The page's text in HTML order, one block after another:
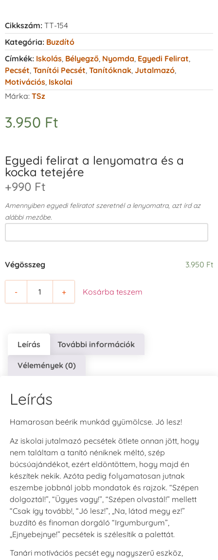
Cikkszám: TT-154
Kategória: Buzdító
Címkék: Iskolás Bélyegző Nyomda Egyedi Felirat
Pecsét Tanítói Pecsét Tanítóknak Jutalmazó
Motivációs Iskolai
Márka: TSz
3.950 Ft
Egyedi felirat a lenyomatra és a
kocka tetejére
+990 Ft
Amennyiben egyedi feliratot szeretnél a lenyomatra, azt írd az
alábbi mezőbe.
Végösszeg 3.950 Ft
- + Kosárba teszem
Leírás További információk
Vélemények (0)
Leírás
Hamarosan beérik munkád gyümölcse. Jó lesz!
Az iskolai jutalmazó pecsétek ötlete onnan jött, hogy
nem találtam a tanító néniknek méltó, szép
búcsúajándékot, ezért eldöntöttem, hogy majd én
készítek nekik. Azóta pedig folyamatosan jutnak
eszembe jobbnál jobb mondatok és rajzok. “Szépen
dolgoztál!”, “Ügyes vagy!”, “Szépen olvastál!” mellett
“Csak így tovább!, “Jó lesz!”, „Na, látod megy ez!”
buzdító és finoman dorgáló “Irgumburgum”,
„Ejnyebejnye!” pecsétek is szélesítik a palettát.
Tanári motívációs pecsét egy nagyszerű eszköz,